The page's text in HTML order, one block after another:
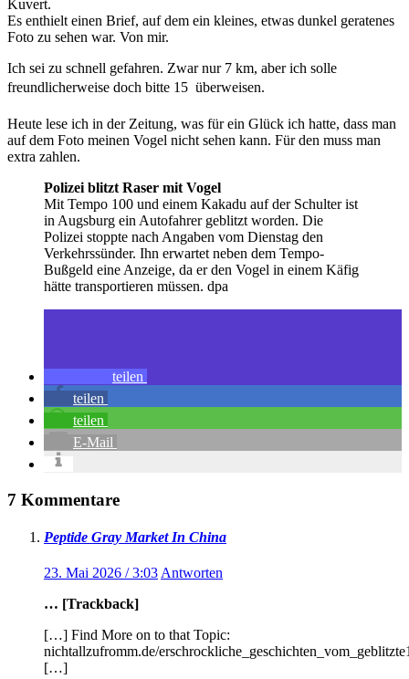
Kuvert.
Es enthielt einen Brief, auf dem ein kleines, etwas dunkel geratenes
Foto zu sehen war. Von mir.
Ich sei zu schnell gefahren. Zwar nur 7 km, aber ich solle
freundlicherweise doch bitte 15  überweisen.
Heute lese ich in der Zeitung, was für ein Glück ich hatte, dass man
auf dem Foto meinen Vogel nicht sehen kann. Für den muss man
extra zahlen.
Polizei blitzt Raser mit Vogel
Mit Tempo 100 und einem Kakadu auf der Schulter ist
in Augsburg ein Autofahrer geblitzt worden. Die
Polizei stoppte nach Angaben vom Dienstag den
Verkehrssünder. Ihn erwartet neben dem Tempo-
Bußgeld eine Anzeige, da er den Vogel in einem Käfig
hätte transportieren müssen. dpa
teilen
teilen
teilen
E-Mail
7 Kommentare
Peptide Gray Market In China
23. Mai 2026 / 3:03 Antworten
… [Trackback]
[…] Find More on to that Topic:
nichtallzufromm.de/
[…]